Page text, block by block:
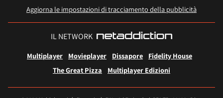
Aggiorna le impostazioni di tracciamento della pubblicità
IL NETWORK
Multiplayer Movieplayer Dissapore
Fidelity House
The Great Pizza
Multiplayer Edizioni